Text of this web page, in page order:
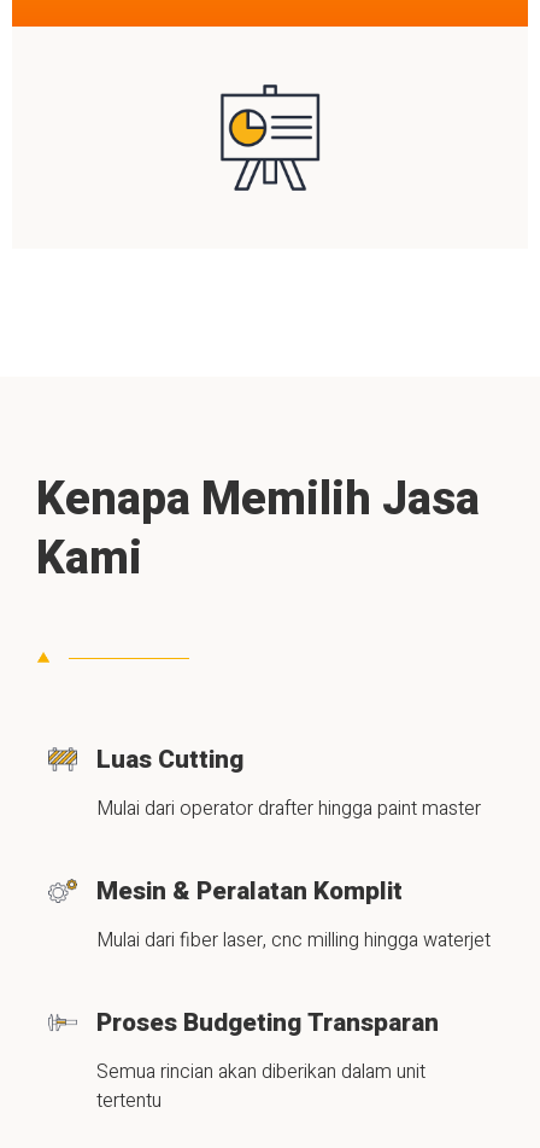
Kenapa Memilih Jasa
Kami
Luas Cutting
Mulai dari operator drafter hingga paint master
Mesin & Peralatan Komplit
Mulai dari fiber laser, cnc milling hingga waterjet
Proses Budgeting Transparan
Semua rincian akan diberikan dalam unit
tertentu